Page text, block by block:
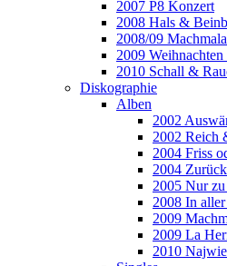
2007 P8 Konzert
2008 Hals &
2008/09
2009
2010 Schall &
Diskographie
Alben
2002
2002 Reich
2004 Friss
2004
2005 Nur
2008 In
2009
2009 La
2010